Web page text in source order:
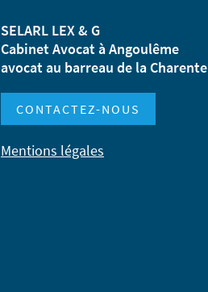
SELARL LEX & G
Cabinet Avocat à Angoulême
avocat au barreau de la Charente
CONTACTEZ-NOUS
Mentions légales